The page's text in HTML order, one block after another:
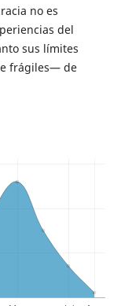
no es
del
sus límites
frágiles— de